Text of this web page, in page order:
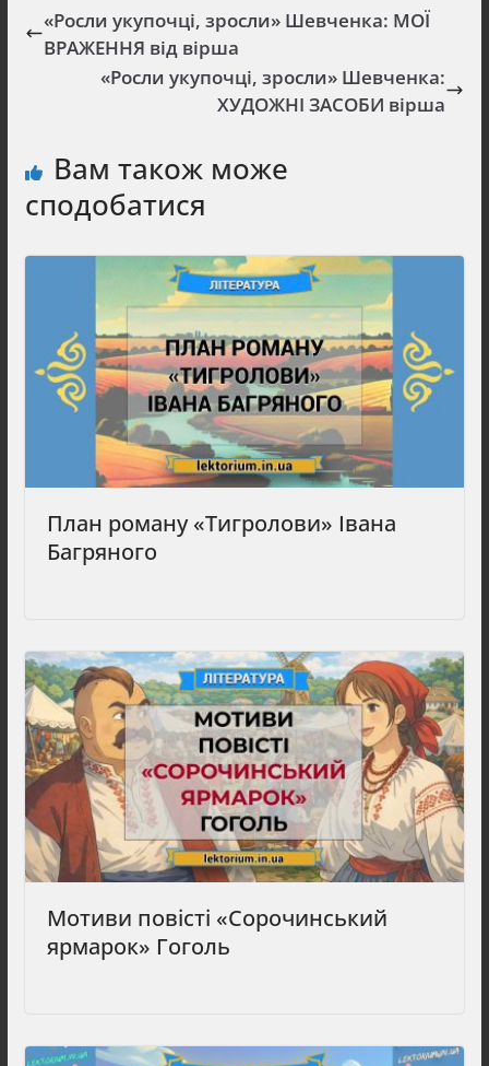
«Росли укупочці, зросли» Шевченка: МОЇ
ВРАЖЕННЯ від вірша
«Росли укупочці, зросли» Шевченка:
ХУДОЖНІ ЗАСОБИ вірша
Вам також може
сподобатися
План роману «Тигролови» Івана
Багряного
Мотиви повісті «Сорочинський
ярмарок» Гоголь